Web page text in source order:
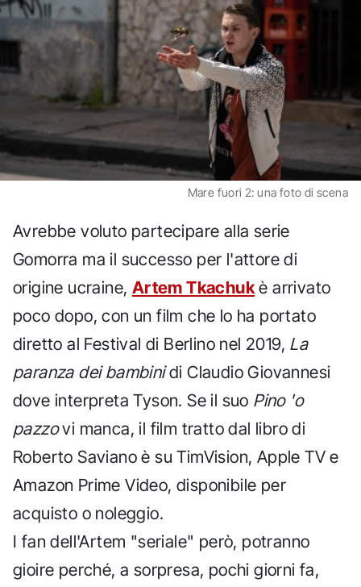
Mare fuori 2: una foto di scena
Avrebbe voluto partecipare alla serie
Gomorra ma il successo per l'attore di
origine ucraine, Artem Tkachukè arrivato
poco dopo, con un film che lo ha portato
diretto al Festival di Berlino nel 2019, La
paranza dei bambinidi Claudio Giovannesi
dove interpreta Tyson. Se il suo Pino 'o
pazzovi manca, il film tratto dal libro di
Roberto Saviano è su TimVision, Apple TV e
Amazon Prime Video, disponibile per
acquisto o noleggio.
I fan dell'Artem "seriale" però, potranno
gioire perché, a sorpresa, pochi giorni fa,